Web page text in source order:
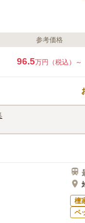
参考価格
96.5万円（税込）～
檀
ペ